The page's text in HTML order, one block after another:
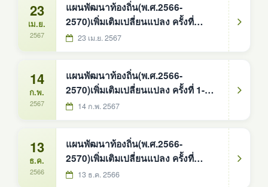
23
เม.ย.
2567
แผนพัฒนาท้องถิ่น(พ.ศ.2566-
2570)เพิ่มเติมเปลี่ยนแปลง ครั้งที่
2/2567
23 เม.ย. 2567
14
ก.พ.
2567
แผนพัฒนาท้องถิ่น(พ.ศ.2566-
2570)เพิ่มเติมเปลี่ยนแปลง ครั้งที่ 1-
256714 ก.พ. 2567
13
ธ.ค.
2566
แผนพัฒนาท้องถิ่น(พ.ศ.2566-
2570)เพิ่มเติมเปลี่ยนแปลง ครั้งที่
1/256613 ธ.ค. 2566